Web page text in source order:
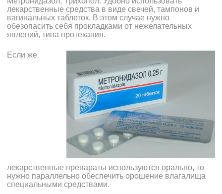
лекарственные средства в виде свечей, тампонов и
вагинальных таблеток. В этом случае нужно
обезопасить себя прокладками от нежелательных
явлений, типа протекания.
Если же
лекарственные препараты используются орально, то
нужно параллельно обеспечить орошение влагалища
специальными средствами.